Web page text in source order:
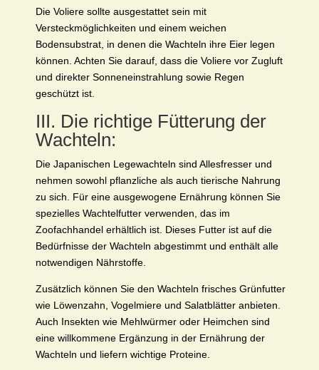
Die Voliere sollte ausgestattet sein mit
Versteckmöglichkeiten und einem weichen
Bodensubstrat, in denen die Wachteln ihre Eier legen
können. Achten Sie darauf, dass die Voliere vor Zugluft
und direkter Sonneneinstrahlung sowie Regen
geschützt ist.
III. Die richtige Fütterung der
Wachteln:
Die Japanischen Legewachteln sind Allesfresser und
nehmen sowohl pflanzliche als auch tierische Nahrung
zu sich. Für eine ausgewogene Ernährung können Sie
spezielles Wachtelfutter verwenden, das im
Zoofachhandel erhältlich ist. Dieses Futter ist auf die
Bedürfnisse der Wachteln abgestimmt und enthält alle
notwendigen Nährstoffe.
Zusätzlich können Sie den Wachteln frisches Grünfutter
wie Löwenzahn, Vogelmiere und Salatblätter anbieten.
Auch Insekten wie Mehlwürmer oder Heimchen sind
eine willkommene Ergänzung in der Ernährung der
Wachteln und liefern wichtige Proteine.